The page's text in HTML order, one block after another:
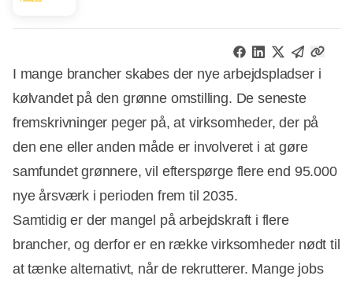
I mange brancher skabes der nye arbejdspladser i
kølvandet på den grønne omstilling. De seneste
fremskrivninger peger på, at virksomheder, der på
den ene eller anden måde er involveret i at gøre
samfundet grønnere, vil efterspørge flere end 95.000
nye årsværk i perioden frem til 2035.
Samtidig er der mangel på arbejdskraft i flere
brancher, og derfor er en række virksomheder nødt til
at tænke alternativt, når de rekrutterer. Mange jobs